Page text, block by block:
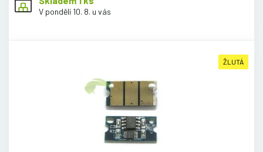
V pondělí 10. 8. u vás
ŽLUTÁ